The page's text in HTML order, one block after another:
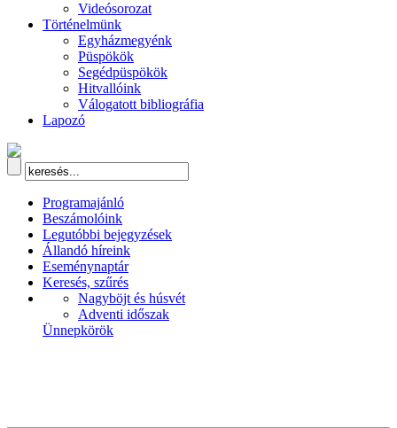
Videósorozat
Történelmünk
Egyházmegyénk
Püspökök
Segédpüspökök
Hitvallóink
Válogatott bibliográfia
Lapozó
Programajánló
Beszámolóink
Legutóbbi bejegyzések
Állandó híreink
Eseménynaptár
Keresés, szűrés
Nagyböjt és húsvét
Adventi időszak
Ünnepkörök